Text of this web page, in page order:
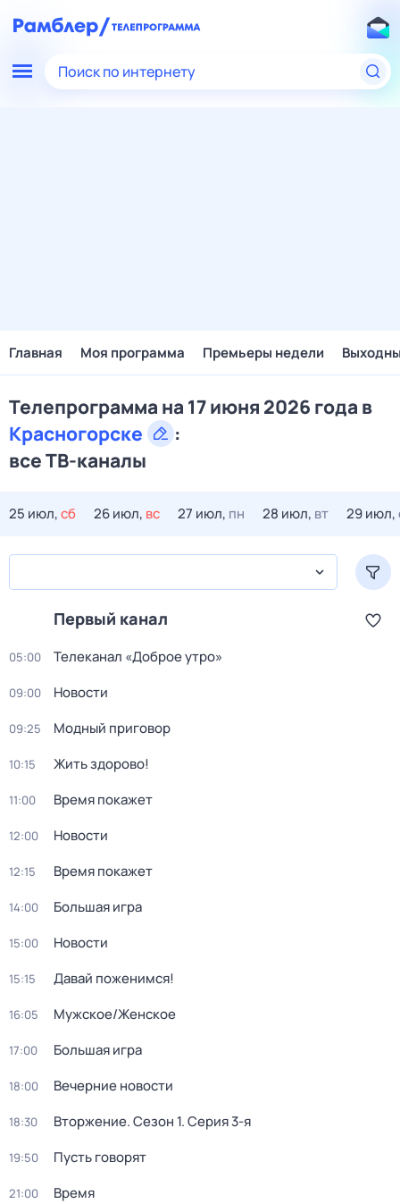
Поиск по интернету
Главная Моя программа Премьеры недели
Телепрограмма на 17 июня 2026 года в
Красногорске
:
все ТВ-каналы
25 июл,сб 26 июл, вс 27 июл, пн 28 июл, вт 29 июл,
Первый канал
05:00 Телеканал «Доброе утро»
09:00 Новости
09:25 Модный приговор
10:15 Жить здорово!
11:00 Время покажет
12:00 Новости
12:15 Время покажет
14:00 Большая игра
15:00 Новости
15:15 Давай поженимся!
16:05 Мужское/Женское
17:00 Большая игра
18:00 Вечерние новости
18:30 Вторжение. Сезон 1. Серия 3-я
19:50 Пусть говорят
21:00 Время